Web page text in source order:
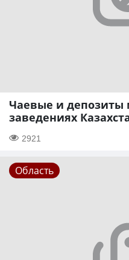
Чаевые и депозиты
заведениях
2921
Область